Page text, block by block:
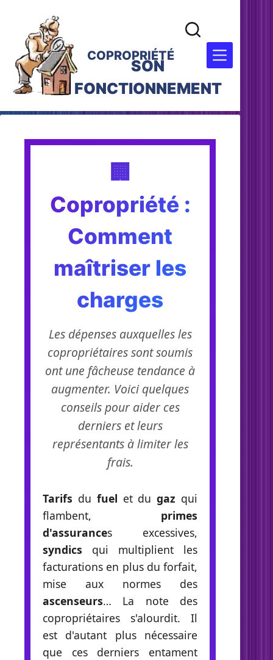
COPROPRIÉTÉ
SON
FONCTIONNEMENT
🏢
Copropriété :
Comment
maîtriser les
charges
Les dépenses auxquelles les
copropriétaires sont soumis
ont une fâcheuse tendance à
augmenter. Voici quelques
conseils pour aider ces
derniers et leurs
représentants à limiter les
frais.
Tarifs du fuel et dugaz qui
flambent, primes
d'assurances excessives,
syndics qui multiplient les
facturations en plus du forfait,
mise aux normes des
ascenseurs… La note des
copropriétaires s'alourdit. Il
est d'autant plus nécessaire
que ces derniers entament